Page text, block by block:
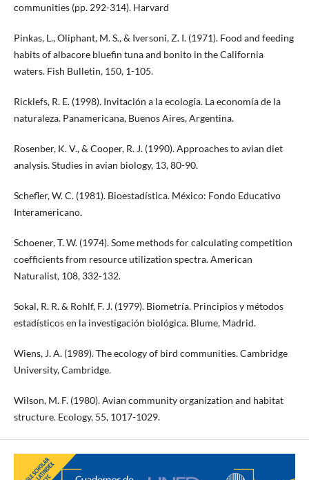
communities (pp. 292-314). Harvard
Pinkas, L., Oliphant, M. S., & Iversoni, Z. I. (1971). Food and feeding
habits of albacore bluefin tuna and bonito in the California
waters. Fish Bulletin, 150, 1-105.
Ricklefs, R. E. (1998). Invitación a la ecología. La economía de la
naturaleza. Panamericana, Buenos Aires, Argentina.
Rosenber, K. V., & Cooper, R. J. (1990). Approaches to avian diet
analysis. Studies in avian biology, 13, 80-90.
Schefler, W. C. (1981). Bioestadística. México: Fondo Educativo
Interamericano.
Schoener, T. W. (1974). Some methods for calculating competition
coefficients from resource utilization spectra. American
Naturalist, 108, 332-132.
Sokal, R. R. & Rohlf, F. J. (1979). Biometría. Principios y métodos
estadísticos en la investigación biológica. Blume, Madrid.
Wiens, J. A. (1989). The ecology of bird communities. Cambridge
University, Cambridge.
Wilson, M. F. (1980). Avian community organization and habitat
structure. Ecology, 55, 1017-1029.